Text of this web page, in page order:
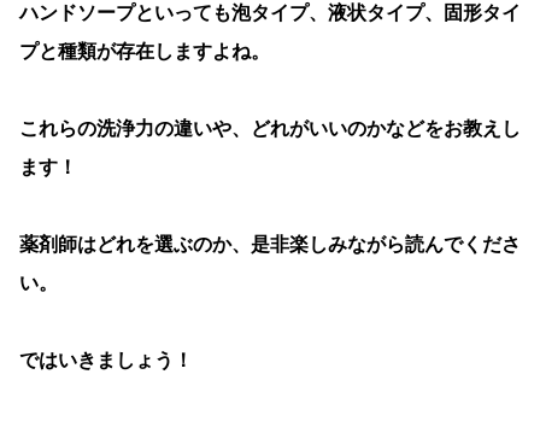
ハンドソープといっても泡タイプ、液状タイプ、固形タイ
プと種類が存在しますよね。
これらの洗浄力の違いや、どれがいいのかなどをお教えし
ます！
薬剤師はどれを選ぶのか、是非楽しみながら読んでくださ
い。
ではいきましょう！